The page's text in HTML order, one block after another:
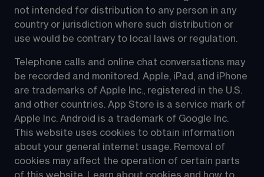
not intended for distribution to any person in any
country or jurisdiction where such distribution or
use would be contrary to local laws or regulation.
Telephone calls and online chat conversations may
be recorded and monitored. Apple, iPad, and iPhone
are trademarks of Apple Inc., registered in the U.S.
and other countries. App Store is a service mark of
Apple Inc. Android is a trademark of Google Inc.
This website uses cookies to obtain information
about your general internet usage. Removal of
cookies may affect the operation of certain parts